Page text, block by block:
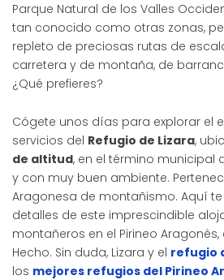
Parque Natural de los Valles
tan conocido como otras zonas,
repleto de preciosas rutas de
carretera y de montaña, de
¿Qué prefieres?
Cógete unos días para explorar el
servicios del Refugio de Lizara,
de altitud, en el término municipal
y con muy buen ambiente.
Aragonesa de montañismo. Aquí
detalles de este imprescindible
montañeros en el Pirineo
Hecho. Sin duda, Lizara y el refugio
los mejores refugios del Pirineo